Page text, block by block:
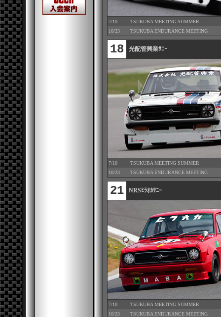
7/10
TSUKUBA MEETING SUMMER
10/23
TSUKUBA ENDURANCE MEETING
18 光配管興業ｻﾆｰ
7/10
TSUKUBA MEETING SUMMER
10/23
TSUKUBA ENDURANCE MEETING
21 NRSﾋﾗｵｶｻﾆｰ
7/10
TSUKUBA MEETING SUMMER
10/23
TSUKUBA ENDURANCE MEETING